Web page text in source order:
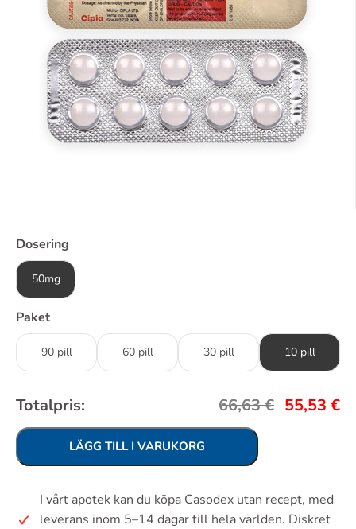
Dosering
50mg
Paket
90 pill 60 pill 30 pill 10 pill
Totalpris: 66,63€ 55,53 €
LÄGG TILL I VARUKORG
I vårt apotek kan du köpa Casodex utan recept, med
leverans inom 5–14 dagar till hela världen. Diskret